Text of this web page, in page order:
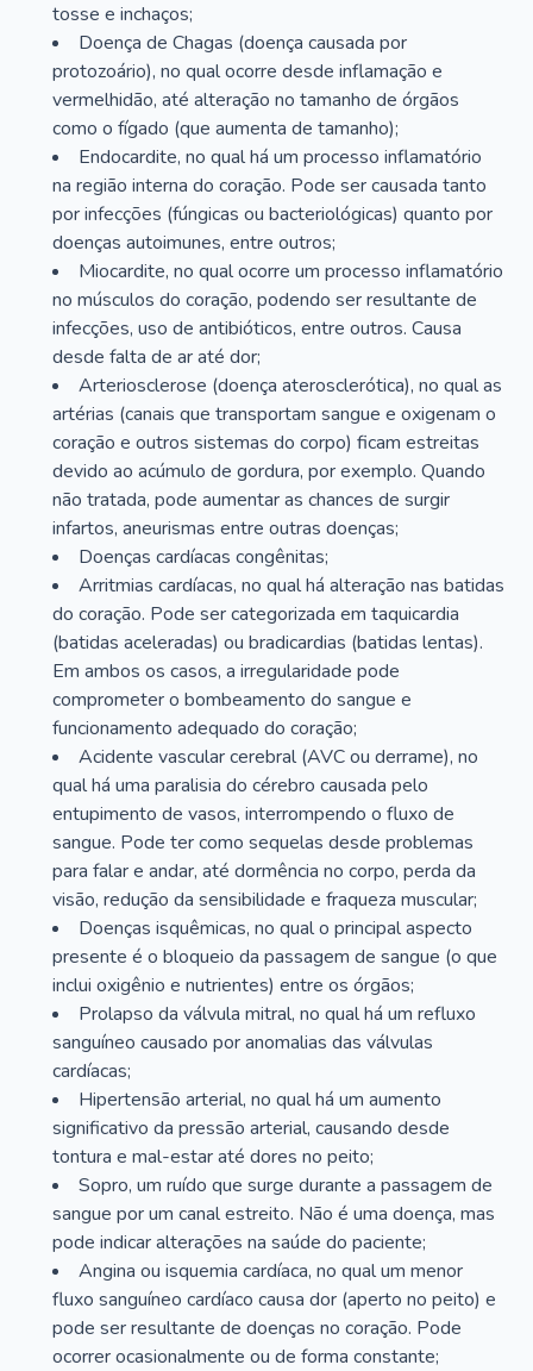
tosse e inchaços;
Doença de Chagas (doença causada por
protozoário), no qual ocorre desde inflamação e
vermelhidão, até alteração no tamanho de órgãos
como o fígado (que aumenta de tamanho);
Endocardite, no qual há um processo inflamatório
na região interna do coração. Pode ser causada tanto
por infecções (fúngicas ou bacteriológicas) quanto por
doenças autoimunes, entre outros;
Miocardite, no qual ocorre um processo inflamatório
no músculos do coração, podendo ser resultante de
infecções, uso de antibióticos, entre outros. Causa
desde falta de ar até dor;
Arteriosclerose (doença aterosclerótica), no qual as
artérias (canais que transportam sangue e oxigenam o
coração e outros sistemas do corpo) ficam estreitas
devido ao acúmulo de gordura, por exemplo. Quando
não tratada, pode aumentar as chances de surgir
infartos, aneurismas entre outras doenças;
Doenças cardíacas congênitas;
Arritmias cardíacas, no qual há alteração nas batidas
do coração. Pode ser categorizada em taquicardia
(batidas aceleradas) ou bradicardias (batidas lentas).
Em ambos os casos, a irregularidade pode
comprometer o bombeamento do sangue e
funcionamento adequado do coração;
Acidente vascular cerebral (AVC ou derrame), no
qual há uma paralisia do cérebro causada pelo
entupimento de vasos, interrompendo o fluxo de
sangue. Pode ter como sequelas desde problemas
para falar e andar, até dormência no corpo, perda da
visão, redução da sensibilidade e fraqueza muscular;
Doenças isquêmicas, no qual o principal aspecto
presente é o bloqueio da passagem de sangue (o que
inclui oxigênio e nutrientes) entre os órgãos;
Prolapso da válvula mitral, no qual há um refluxo
sanguíneo causado por anomalias das válvulas
cardíacas;
Hipertensão arterial, no qual há um aumento
significativo da pressão arterial, causando desde
tontura e mal-estar até dores no peito;
Sopro, um ruído que surge durante a passagem de
sangue por um canal estreito. Não é uma doença, mas
pode indicar alterações na saúde do paciente;
Angina ou isquemia cardíaca, no qual um menor
fluxo sanguíneo cardíaco causa dor (aperto no peito) e
pode ser resultante de doenças no coração. Pode
ocorrer ocasionalmente ou de forma constante;